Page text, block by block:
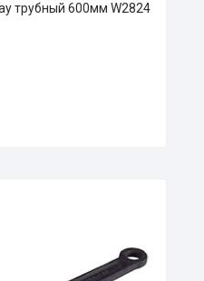
трубный 600мм W2824